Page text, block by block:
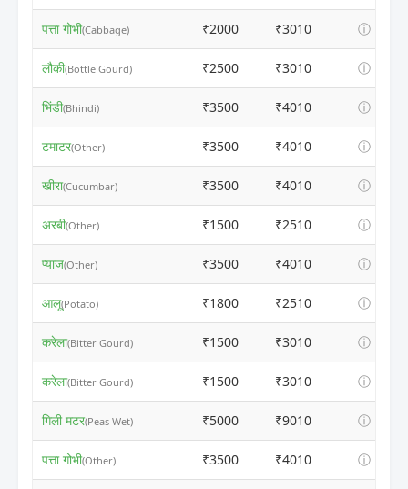
पत्ता गोभी(Cabbage) ₹2000 ₹3010 ⓘ
लौकी(Bottle Gourd) ₹2500 ₹3010 ⓘ
भिंडी(Bhindi) ₹3500 ₹4010 ⓘ
टमाटर(Other) ₹3500 ₹4010 ⓘ
खीरा(Cucumbar) ₹3500 ₹4010 ⓘ
अरबी(Other) ₹1500 ₹2510 ⓘ
प्याज(Other) ₹3500 ₹4010 ⓘ
आलू(Potato) ₹1800 ₹2510 ⓘ
करेला(Bitter Gourd) ₹1500 ₹3010 ⓘ
करेला(Bitter Gourd) ₹1500 ₹3010 ⓘ
गिली मटर(Peas Wet) ₹5000 ₹9010 ⓘ
पत्ता गोभी(Other) ₹3500 ₹4010 ⓘ